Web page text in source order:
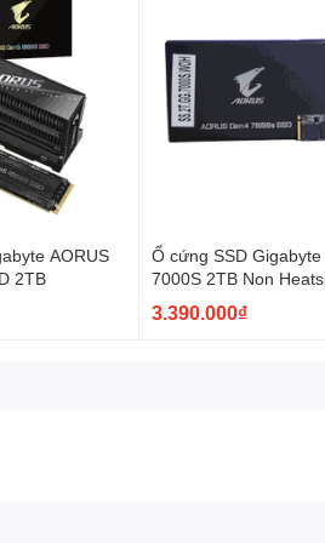
tiềm năng của RAM mà không cần
AORUS
2TB
Ổ cứng SSD
7000S 2TB Non
Gen4, M.2 NVMe (GP-
AG70S2TB)
3.390.000₫